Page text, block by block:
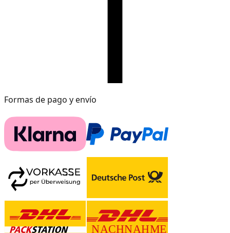
Formas de pago y envío